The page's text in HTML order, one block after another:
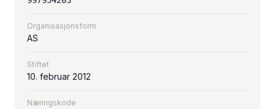
Organisasjonsform
AS
Stiftet
10. februar 2012
Næringskode